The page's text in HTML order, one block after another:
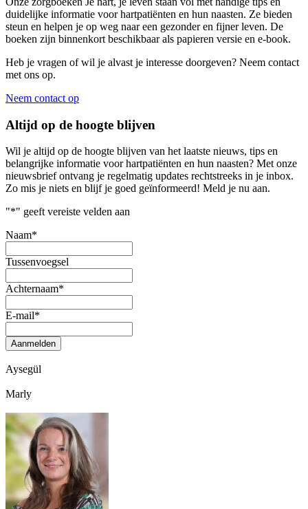
duidelijke informatie voor hartpatiënten en hun naasten. Ze bieden
steun en helpen je op weg naar een gezonder en fijner leven. De
boeken zijn binnenkort beschikbaar als papieren versie en e-book.
Heb je vragen of wil je alvast je interesse doorgeven? Neem contact
met ons op.
Neem contact op
Altijd op de hoogte blijven
Wil je altijd op de hoogte blijven van het laatste nieuws, tips en
belangrijke informatie voor hartpatiënten en hun naasten? Met onze
nieuwsbrief ontvang je regelmatig updates rechtstreeks in je inbox.
Zo mis je niets en blijf je goed geïnformeerd! Meld je nu aan.
"*" geeft vereiste velden aan
Naam*
Tussenvoegsel
Achternaam*
E-mail*
Aanmelden
Aysegül
Marly